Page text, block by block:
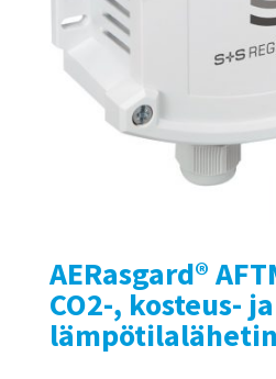
AERasgard®
CO2-, kosteus- ja
lämpötilalähetin